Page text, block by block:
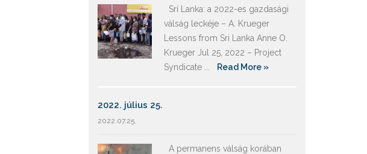
Srí Lanka: a 2022-es gazdasági
válság leckéje – A. Krueger
Lessons from Sri Lanka Anne O.
Krueger Jul 25, 2022 – Project
Syndicate ...
Read More »
2022. július 25.
2022.07.25.
A permanens válság korában